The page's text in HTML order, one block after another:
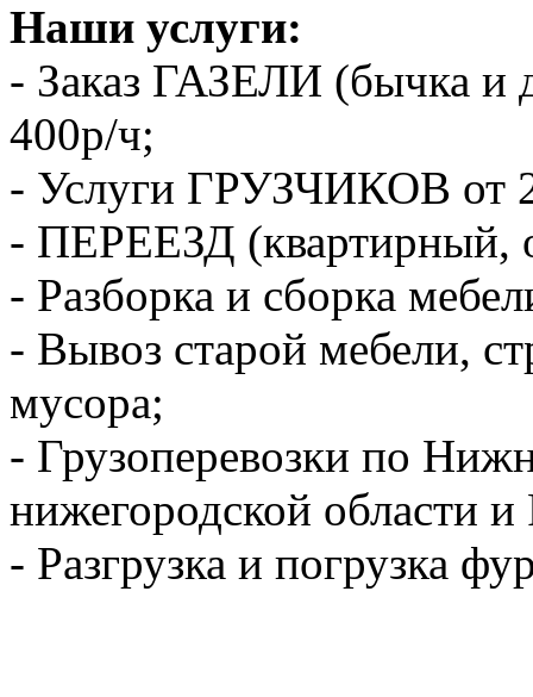
Наши услуги:
- Заказ ГАЗЕЛИ (бычка и
400р/ч;
- Услуги ГРУЗЧИКОВ от
- ПЕРЕЕЗД (квартирный,
- Разборка и сборка
- Вывоз старой мебели,
мусора;
- Грузоперевозки по
нижегородской области и
- Разгрузка и погрузка